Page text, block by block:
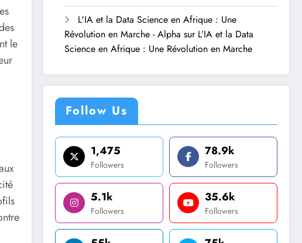
le
L'IA et la Data Science en Afrique : Une
Révolution en Marche - Alpha sur L’IA et la Data
Science en Afrique : Une Révolution en Marche
Follow Us
1,475
Followers
78.9k
Followers
5.1k
Followers
35.6k
Followers